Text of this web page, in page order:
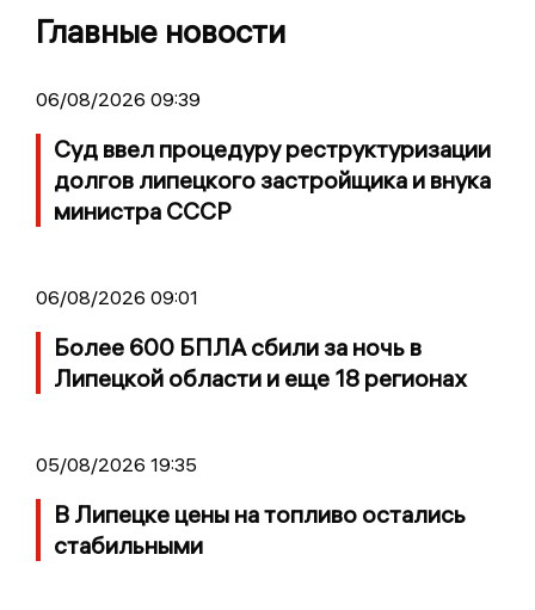
Главные новости
06/08/2026 09:39
Суд ввел процедуру реструктуризации
долгов липецкого застройщика и внука
министра СССР
06/08/2026 09:01
Более 600 БПЛА сбили за ночь в
Липецкой области и еще 18 регионах
05/08/2026 19:35
В Липецке цены на топливо остались
стабильными